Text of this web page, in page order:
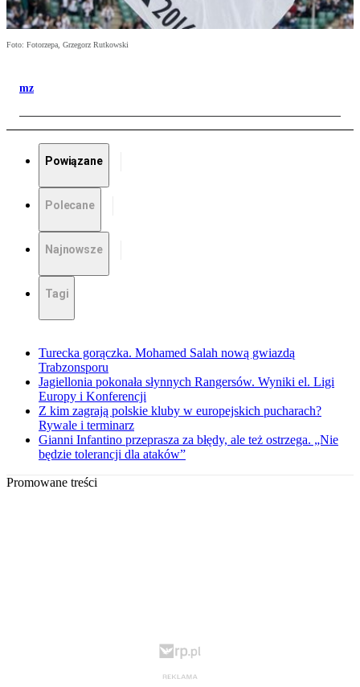
Foto: Fotorzepa, Grzegorz Rutkowski
mz
Powiązane
Polecane
Najnowsze
Tagi
Turecka gorączka. Mohamed Salah nową gwiazdą
Trabzonsporu
Jagiellonia pokonała słynnych Rangersów. Wyniki el. Ligi
Europy i Konferencji
Z kim zagrają polskie kluby w europejskich pucharach?
Rywale i terminarz
Gianni Infantino przeprasza za błędy, ale też ostrzega. „Nie
będzie tolerancji dla ataków”
Promowane treści